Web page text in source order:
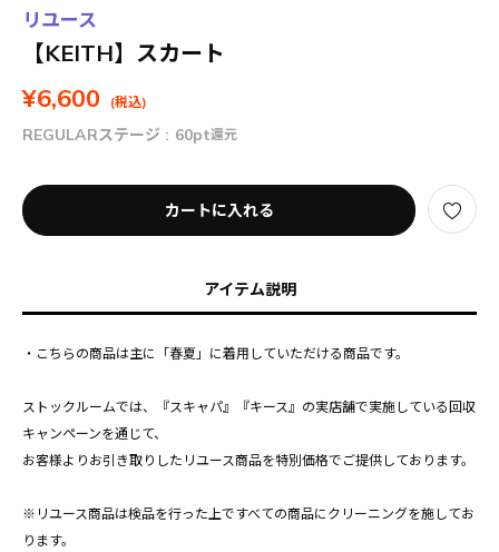
リユース
【KEITH】スカート
¥6,600 (税込)
REGULARステージ : 60pt還元
カートに入れる
アイテム説明
・こちらの商品は主に「春夏」に着用していただける商品です。
ストックルームでは、『スキャパ』『キース』の実店舗で実施している回収
キャンペーンを通じて、
お客様よりお引き取りしたリユース商品を特別価格でご提供しております。
※リユース商品は検品を行った上ですべての商品にクリーニングを施してお
ります。